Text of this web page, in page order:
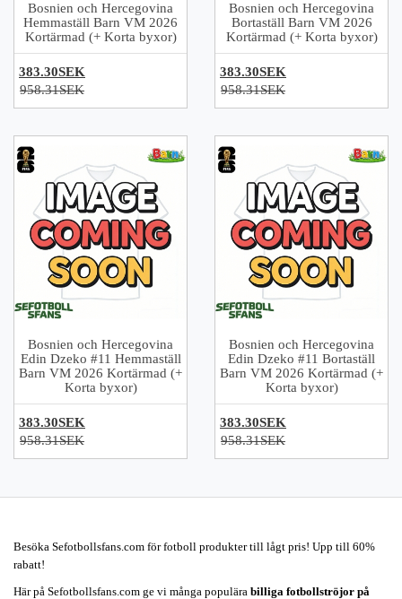
Bosnien och Hercegovina
Hemmaställ Barn VM 2026
Kortärmad (+ Korta byxor)
383.30SEK
958.31SEK
Bosnien och Hercegovina
Bortaställ Barn VM 2026
Kortärmad (+ Korta byxor)
383.30SEK
958.31SEK
Bosnien och Hercegovina
Edin Dzeko #11 Hemmaställ
Barn VM 2026 Kortärmad (+
Korta byxor)
383.30SEK
958.31SEK
Bosnien och Hercegovina
Edin Dzeko #11 Bortaställ
Barn VM 2026 Kortärmad (+
Korta byxor)
383.30SEK
958.31SEK
Besöka Sefotbollsfans.com för fotboll produkter till lågt pris! Upp till 60%
rabatt!
Här på Sefotbollsfans.com ge vi många populära billiga fotbollströjor på